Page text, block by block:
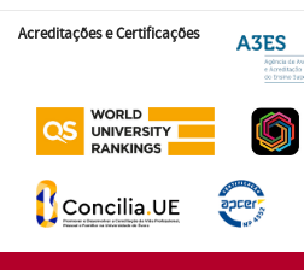
Acreditações e Certificações